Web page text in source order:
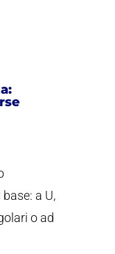
a U,
o ad